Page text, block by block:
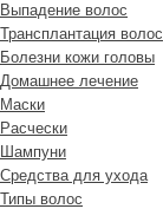
Выпадение волос
Трансплантация волос
Болезни кожи головы
Домашнее лечение
Маски
Расчески
Шампуни
Средства для ухода
Типы волос